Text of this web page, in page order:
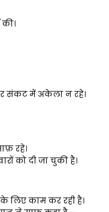
संकट में अकेला न रहे।
रहे।
को दी जा चुकी है।
लिए काम कर रही है।